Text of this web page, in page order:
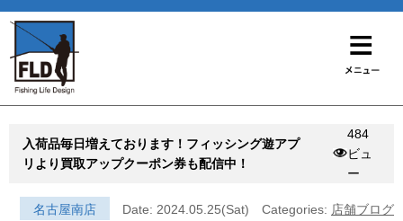
入荷品毎日増えております！フィッシング遊アプ
リより買取アップクーポン券も配信中！
484
ビュ
ー
名古屋南店 Date: 2024.05.25(Sat) Categories: 店舗ブログ